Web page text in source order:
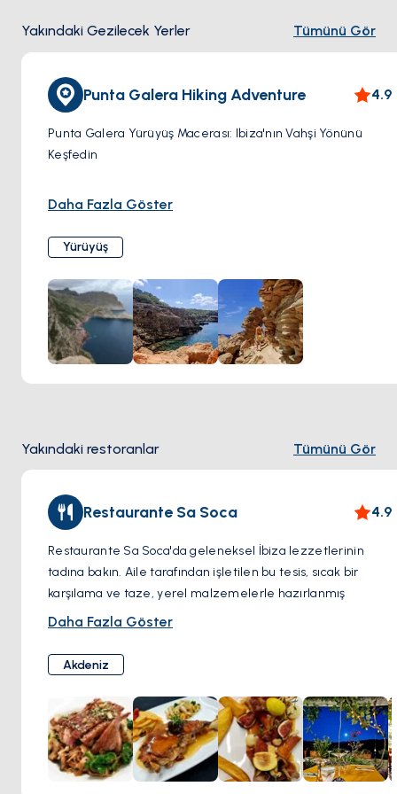
Yakındaki Gezilecek Yerler Tümünü Gör
Punta Galera Hiking Adventure 4.9
Punta Galera Yürüyüş Macerası: Ibiza'nın Vahşi Yönünü
Keşfedin
İbiza'nın vahşi güzelliğini Punta Galera'ya yapacağınız bir
kayalık oluşumlar ve etkileyici kıyı manzaralarıyla, adanın
ünlü plajlarına benzemeyen bir manzara sizi bekliyor.
Rotadan Sapmayın
Kumlu kıyıları geride bırakın ve Punta Galera'nın kayalık
patikalarına doğru yola çıkın. Kıyı boyunca yürüyerek, her
virajda nefes kesen manzaraların keyfini çıkarın. Arazi
Macera Ruhu
Fener'e doğru yapılacak yürüyüş unutulmaz manzaralar
yolunun her zaman iyi işaretlenmediğini unutmayın, bu da
yolculuğunuza keşif unsuru katıyor.
Daha Fazla Göster
Yürüyüş
Yakındaki restoranlar Tümünü Gör
Restaurante Sa Soca 4.9
Restaurante Sa Soca'da geleneksel İbiza lezzetlerinin
tadına bakın. Aile tarafından işletilen bu tesis, sıcak bir
karşılama ve taze, yerel malzemelerle hazırlanmış
yemekler sunmaktadır. Klasik tapaslar, doyurucu pirinç
menüde adanın mutfak mirasını keşfedin.
Sa Soca, İbiza'nın dost canlısı ruhunu temsil ediyor. Rahat
yemek salonunda kendinizi evinizde hissedin veya açık
terasta dinlenin. Özenli personelin menü konusunda size
rehberlik etmesine izin verin ve onları yerel bir favori
haline getiren gerçek konukseverliği deneyimleyin.
Daha Fazla Göster
Akdeniz